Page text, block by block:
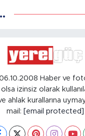
06.10.2008 Haber ve
izinsiz olarak
ahlak kurallarına
mail:
[email protected]